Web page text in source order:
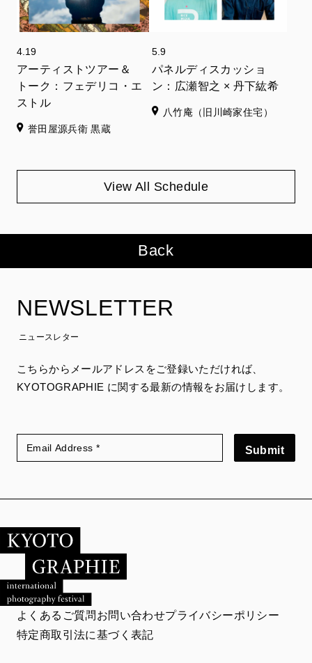
4.19
アーティストツアー＆
トーク：フェデリコ・エ
ストル
誉田屋源兵衛 黒蔵
5.9
パネルディスカッショ
ン：広瀬智之 × 丹下紘希
八竹庵（旧川崎家住宅）
View All Schedule
Back
NEWSLETTER
ニュースレター
こちらからメールアドレスをご登録いただければ、
KYOTOGRAPHIE に関する最新の情報をお届けします。
Submit
よくあるご質問 お問い合わせプライバシーポリシー
特定商取引法に基づく表記